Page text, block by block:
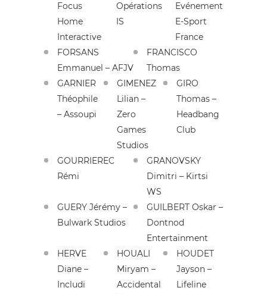
Focus
Home
Interactive
Opérations
IS
Evénement
E-Sport
France
FORSANS
Emmanuel – AFJV
FRANCISCO
Thomas
GARNIER
Théophile
– Assoupi
GIMENEZ
Lilian –
Zero
Games
Studios
GIRO
Thomas –
Headbang
Club
GOURRIEREC
Rémi
GRANOVSKY
Dimitri – Kirtsi
WS
GUERY Jérémy –
Bulwark Studios
GUILBERT Oskar –
Dontnod
Entertainment
HERVE
Diane –
Includi
HOUALI
Miryam –
Accidental
HOUDET
Jayson –
Lifeline